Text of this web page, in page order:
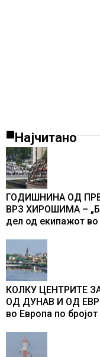
Најчитано
ГОДИШНИНА ОД
ВРЗ ХИРОШИМА –
дел од екипажот во
промени текот на
КОЛКУ ЦЕНТРИТЕ
ОД ДУНАВ И ОД
во Европа по